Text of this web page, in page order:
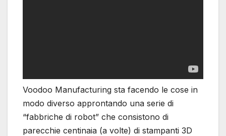
Voodoo Manufacturing sta facendo le cose in
modo diverso approntando una serie di
“fabbriche di robot” che consistono di
parecchie centinaia (a volte) di stampanti 3D